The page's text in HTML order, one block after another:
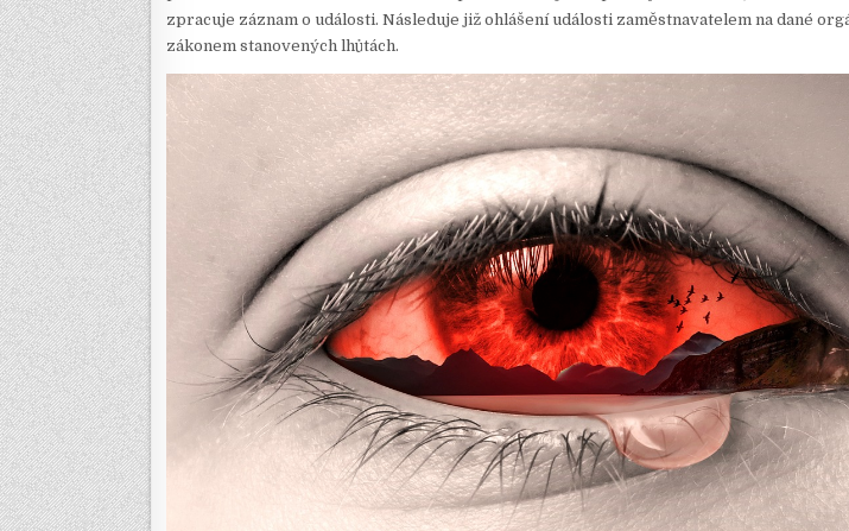
zpracuje záznam o události. Následuje již ohlášení události zaměstnavatelem na dané
zákonem stanovených lhůtách.